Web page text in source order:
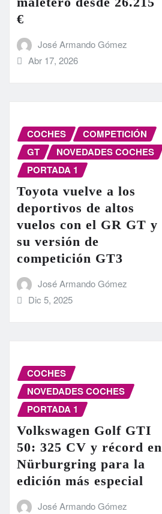
€
José Armando Gómez
Abr 17, 2026
COCHES
COMPETICIÓN
GT
NOVEDADES COCHES
PORTADA 1
Toyota vuelve a los
deportivos de altos
vuelos con el GR GT y
su versión de
competición GT3
José Armando Gómez
Dic 5, 2025
COCHES
NOVEDADES COCHES
PORTADA 1
Volkswagen Golf GTI
50: 325 CV y récord en
Nürburgring para la
edición más especial
José Armando Gómez